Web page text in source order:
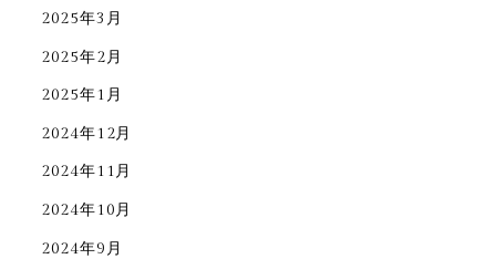
2025年3月
2025年2月
2025年1月
2024年12月
2024年11月
2024年10月
2024年9月